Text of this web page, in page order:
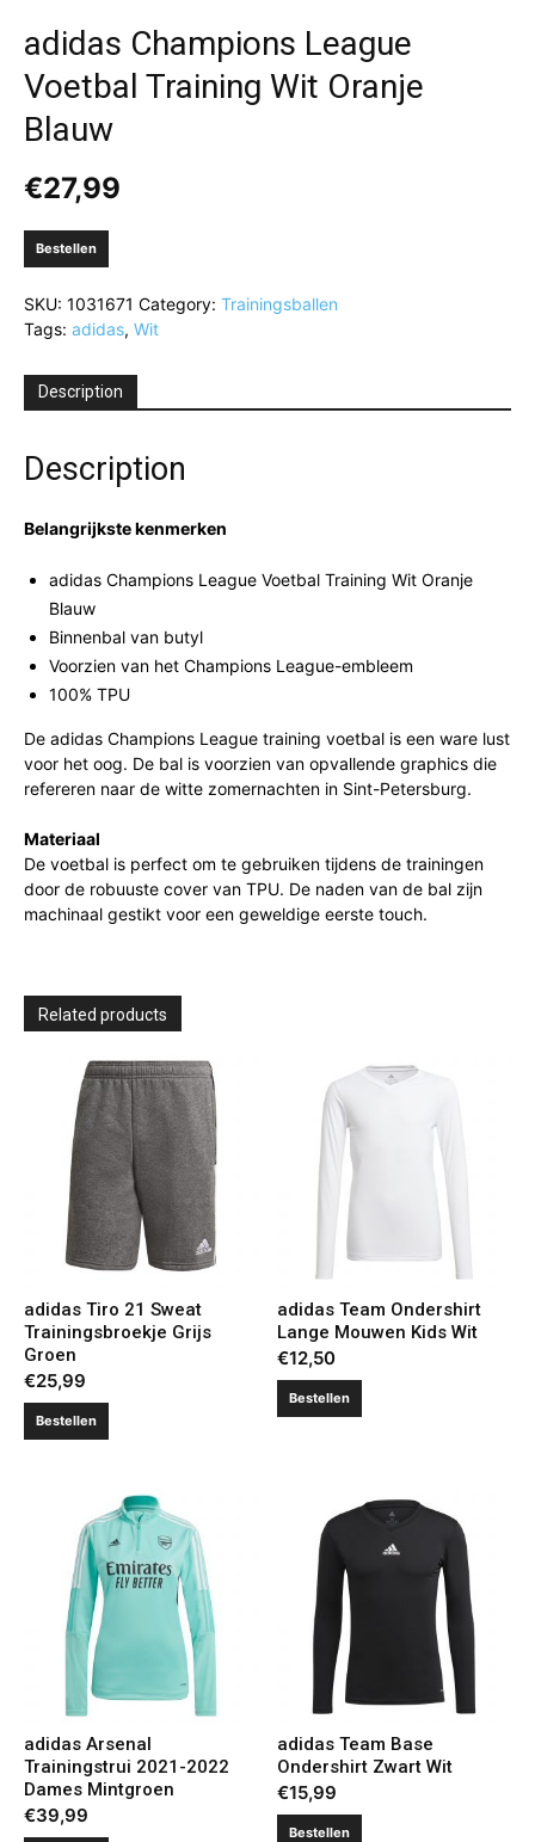
adidas Champions League
Voetbal Training Wit Oranje
Blauw
€27,99
Bestellen
SKU: 1031671 Category: Trainingsballen
Tags: adidas, Wit
Description
Description
Belangrijkste kenmerken
adidas Champions League Voetbal Training Wit Oranje
Blauw
Binnenbal van butyl
Voorzien van het Champions League-embleem
100% TPU
De adidas Champions League training voetbal is een ware lust
voor het oog. De bal is voorzien van opvallende graphics die
refereren naar de witte zomernachten in Sint-Petersburg.
Materiaal
De voetbal is perfect om te gebruiken tijdens de trainingen
door de robuuste cover van TPU. De naden van de bal zijn
machinaal gestikt voor een geweldige eerste touch.
Related products
adidas Tiro 21 Sweat
Trainingsbroekje Grijs
Groen
€25,99
Bestellen
adidas Team Ondershirt
Lange Mouwen Kids Wit
€12,50
Bestellen
adidas Arsenal
Trainingstrui 2021-2022
Dames Mintgroen
€39,99
adidas Team Base
Ondershirt Zwart Wit
€15,99
Bestellen